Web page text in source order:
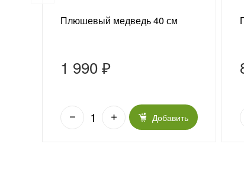
Плюшевый медведь 40 см
1 990 ₽
Добавить